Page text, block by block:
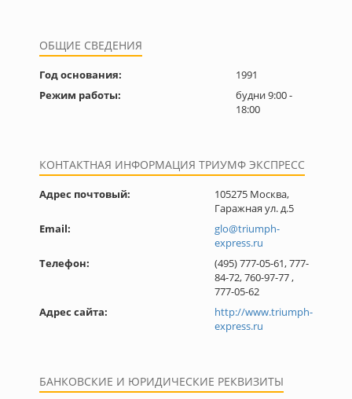
ОБЩИЕ СВЕДЕНИЯ
Год основания:
1991
Режим работы:
будни 9:00 -
18:00
КОНТАКТНАЯ ИНФОРМАЦИЯ ТРИУМФ ЭКСПРЕСС
Адрес почтовый:
105275 Москва,
Гаражная ул. д.5
Email:
glo@triumph-
express.ru
Телефон:
(495) 777-05-61, 777-
84-72, 760-97-77 ,
777-05-62
Адрес сайта:
http://www.triumph-
express.ru
БАНКОВСКИЕ И ЮРИДИЧЕСКИЕ РЕКВИЗИТЫ